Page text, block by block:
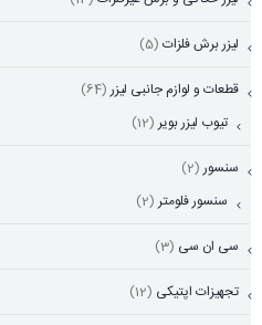
لیزر برش فلزات (5)
قطعات و لوازم جانبی لیزر (64)
تیوب لیزر بویر (12)
سنسور (2)
سنسور فلومتر (2)
سی ان سی (3)
تجهیزات اپتیکی (12)